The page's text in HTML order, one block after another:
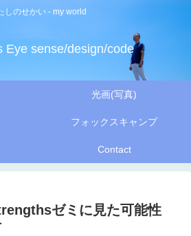
しのせかい - my world
Eye sense/design/code
光画(写真)
フォックスキャンプ
Contact
ゼミに見た可能性